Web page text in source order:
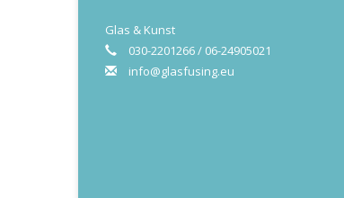
Glas & Kunst
030-2201266 / 06-24905021
info@glasfusing.eu